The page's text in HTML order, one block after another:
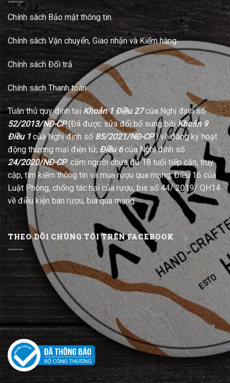
Chính sách Bảo mật thông tin
Chính sách Vận chuyển, Giao nhận và Kiểm hàng
Chính sách Đổi trả
Chính sách Thanh toán
Tuân thủ quy định tại Khoản 1 Điều 27của Nghị định số
52/2013/NĐ-CP(Đã được sửa đổi bổ sung bởi Khoản 9
Điều 1của Nghị định số 85/2021/NĐ-CP) về đăng ký hoạt
động thương mại điện tử; Điều 6của Nghị định số
24/2020/NĐ-CPcấm người chưa đủ 18 tuổi tiếp cận, truy
cập, tìm kiếm thông tin và mua rượu qua mạng; Điều 16 của
Luật Phòng, chống tác hại của rượu, bia số 44/ 2019/ QH14
về điều kiện bán rượu, bia qua mạng.
THEO DÕI CHÚNG TÔI TRÊN FACEBOOK